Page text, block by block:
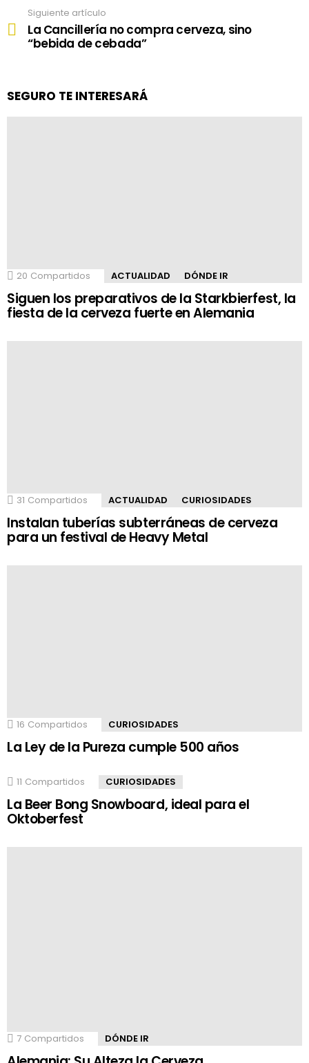
Siguiente artículo
La Cancillería no compra cerveza, sino
“bebida de cebada”
SEGURO TE INTERESARÁ
20 Compartidos ACTUALIDAD DÓNDE IR
Siguen los preparativos de la Starkbierfest, la
fiesta de la cerveza fuerte en Alemania
31 Compartidos ACTUALIDAD CURIOSIDADES
Instalan tuberías subterráneas de cerveza
para un festival de Heavy Metal
16 Compartidos CURIOSIDADES
La Ley de la Pureza cumple 500 años
11 Compartidos CURIOSIDADES
La Beer Bong Snowboard, ideal para el
Oktoberfest
7 Compartidos DÓNDE IR